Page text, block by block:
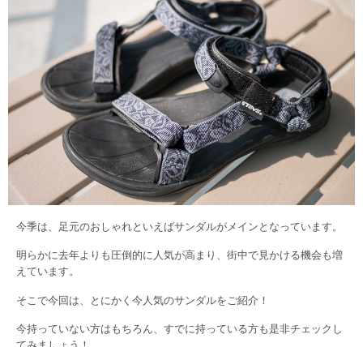
今季は、足元のおしゃれといえばサンダルがメインとなっています。
明らかに去年よりも圧倒的に人気が高まり、街中で見かける機会も増
えています。
そこで今回は、とにかく今人気のサンダルをご紹介！
今持っていない方はもちろん、すでに持っている方も是非チェックし